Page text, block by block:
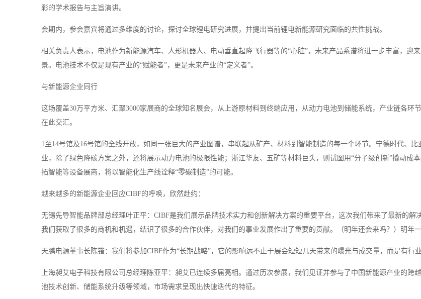
彩的学术报告与主旨演讲。
会期内，参会嘉宾将通过多维度的讨论，探讨全球锂电研究进展，并提出当前锂电新能源研究面临的共性挑战。
相关负责人表示，电池作为新能源汽车、人形机器人、电动垂直起降飞行器等的“心脏”，未来产品系谱将进一步丰富，迎
景。电池技术不仅是现有产业的“赋能者”，更是未来产业的“定义者”。
与新能源企业同行
这场覆盖30万平方米、汇聚3000家展商的全球知名展会，从上游原材料到终端应用，从动力电池到储能系统，产业链各环
在此交汇。
1至14号馆及16号馆的全线开放，如同一张巨大的产业图谱，串联起从矿产、材料到智能制造的每一个环节。宁德时代、比
业，除了绿色降碳方案之外，还将展示动力电池的极限性能；浙江华友、五矿等材料巨头，则试图用“分子级创新”撬动成
拓智能等设备展商，将以智能化生产线诠释“零碳制造”的可能。
越来越多的新能源企业回应CIBF的呼唤，欣然赴约：
无锡先导智能品牌部总经理叶正平：CIBF是我们展示品牌技术实力和创新解决方案的重要平台，这次我们带来了最新的解
我们获取了很多的商机和机遇，结识了很多的合作伙伴，对我们的事业发展作出了重要的贡献。（明年还会来吗？）明年一
天鹏电源董事长陈锴：我们将参加CIBF作为“长期战略”，它的影响远不止于展会短短几天带来的曝光与成交量，而是有行业
上海昶艾电子科技有限公司总经理陈亚平：昶艾已连续多届亮相。通过历次参展，我们见证并参与了中国新能源产业的跨
池技术创新、储能系统升级等领域，市场需求呈现出快速迭代的特征。